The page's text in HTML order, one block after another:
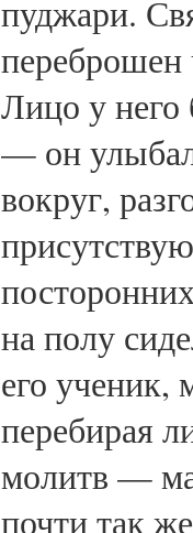
пуджари.
переброшен
Лицо у него
— он
вокруг,
на полу
его
перебирая
молитв —
почти так